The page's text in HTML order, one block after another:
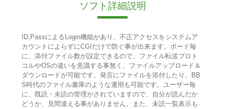
ソフト詳細説明
ID,PassによるLogin機能があり、不正アクセスをシステムア
カウントによらずにCGIだけで防ぐ事が出来ます。ボード毎
に、添付ファイル数が設定できるので、ファイル転送プロト
コルやOSの違いを意識する事無く、ファイルアップロード＆
ダウンロードが可能です。発言にファイルを添付したり、BB
S時代のファイル書庫のような運用も可能です。ユーザー毎
に、既読・未読の管理がされていますので、自分が読んだか
どうか、見間違える事がありません。また、未読一覧表示も